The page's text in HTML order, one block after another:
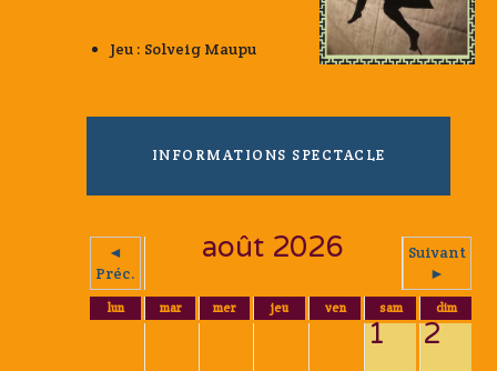
Jeu : Solveig Maupu
INFORMATIONS SPECTACLE
◄
Préc.
août 2026
Suivant
►
lun mar mer jeu ven sam dim
1
2